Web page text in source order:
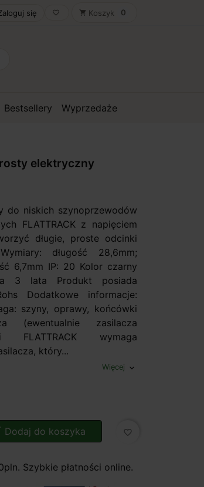
się favorite_border shopping_cart Koszyk 0
Bestsellery Wyprzedaże
elektryczny
do niskich szynoprzewodów
FLATTRACK z napięciem
długie, proste odcinki
długość 28,6mm;
6,7mm IP: 20 Kolor czarny
3 lata Produkt posiada
Dodatkowe informacje:
szyny, oprawy, końcówki
(ewentualnie zasilacza
FLATTRACK wymaga
który...
Więcej expand_more
Dodaj do koszyka favorite_border
Szybkie płatności online.